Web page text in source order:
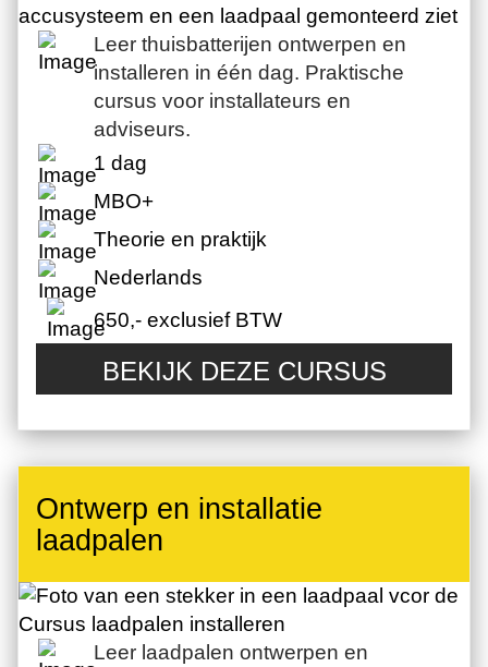
Leer thuisbatterijen ontwerpen en
installeren in één dag. Praktische
cursus voor installateurs en
adviseurs.
1 dag
MBO+
Theorie en praktijk
Nederlands
650,- exclusief BTW
BEKIJK DEZE CURSUS
Ontwerp en installatie
laadpalen
Leer laadpalen ontwerpen en